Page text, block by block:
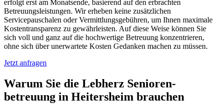
erfolgt erst am Monatsende, basierend auf den erbrachten
Betreuungsleistungen. Wir erheben keine zusätzlichen
Servicepauschalen oder Vermittlungsgebühren, um Ihnen maximale
Kostentransparenz zu gewährleisten. Auf diese Weise können Sie
sich voll und ganz auf die hochwertige Betreuung konzentrieren,
ohne sich über unerwartete Kosten Gedanken machen zu müssen.
Jetzt anfragen
Warum Sie die Lebherz Senioren­
betreuung in Heitersheim brauchen